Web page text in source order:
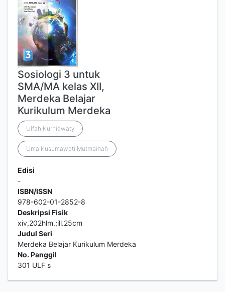
Sosiologi 3 untuk
SMA/MA kelas XII,
Merdeka Belajar
Kurikulum Merdeka
Ulfah Kurniawaty
Uma Kusumawati Mutmainah
Edisi
-
ISBN/ISSN
978-602-01-2852-8
Deskripsi Fisik
xiv,202hlm.;ill.25cm
Judul Seri
Merdeka Belajar Kurikulum Merdeka
No. Panggil
301 ULF s